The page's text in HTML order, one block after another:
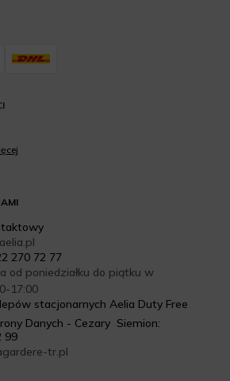
270 72 77
od poniedziałku do piątku w
17:00
stacjonarnych Aelia Duty Free
Danych - Cezary Siemion:
99
tr.pl